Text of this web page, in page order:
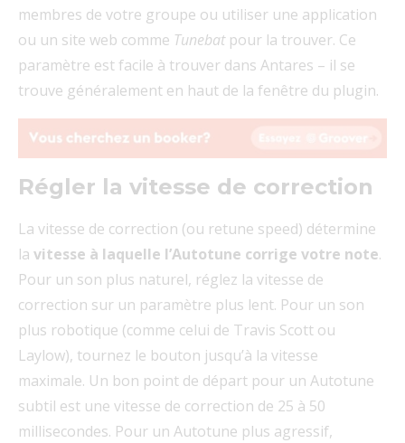
membres de votre groupe ou utiliser une application
ou un site web comme Tunebatpour la trouver. Ce
paramètre est facile à trouver dans Antares – il se
trouve généralement en haut de la fenêtre du plugin.
Régler la vitesse de correction
La vitesse de correction (ou retune speed) détermine
la vitesse à laquelle l’Autotune corrige votre note.
Pour un son plus naturel, réglez la vitesse de
correction sur un paramètre plus lent. Pour un son
plus robotique (comme celui de Travis Scott ou
Laylow), tournez le bouton jusqu’à la vitesse
maximale. Un bon point de départ pour un Autotune
subtil est une vitesse de correction de 25 à 50
millisecondes. Pour un Autotune plus agressif,